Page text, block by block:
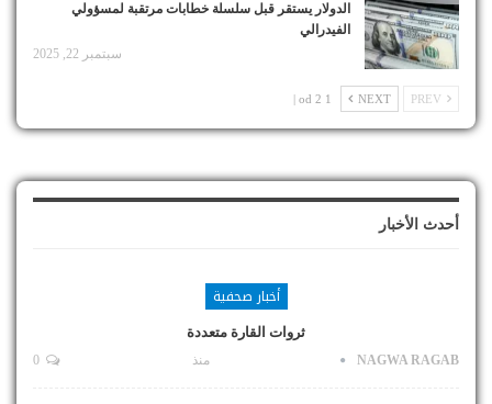
الدولار يستقر قبل سلسلة خطابات مرتقبة لمسؤولي
الفيدرالي
سبتمبر 22, 2025
NEXT
1 od 2 |
أحدث الأخبار
أخبار صحفية
ثروات القارة متعددة
NAGWA RAGAB منذ